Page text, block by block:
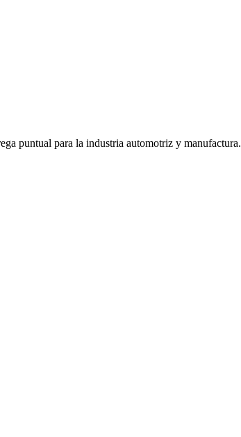
puntual para la industria automotriz y manufactura.